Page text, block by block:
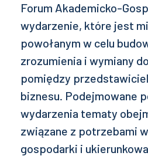
Forum Akademicko-
wydarzenie, które jest
powołanym w celu
zrozumienia i wymiany
pomiędzy
biznesu. Podejmowane
wydarzenia tematy
związane z potrzebami
gospodarki i